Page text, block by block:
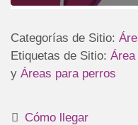
Categorías de Sitio:
Etiquetas de Sitio:
y Áreas para perros
Cómo llegar